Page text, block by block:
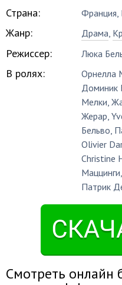
Страна: Франция,
Жанр: Драма,
Режиссер: Люка
В ролях: Орнелла
Доминик
Мелки,
Жерар,
Бельво,
Olivier
Christine
Маццинги,
Патрик
Смотреть онлайн